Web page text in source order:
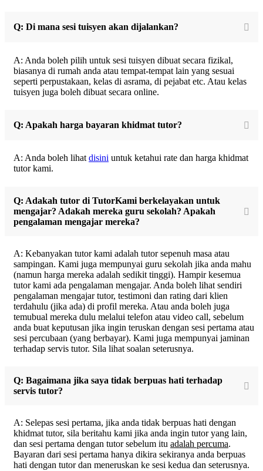
Q: Di mana sesi tuisyen akan dijalankan?
A: Anda boleh pilih untuk sesi tuisyen dibuat secara fizikal,
biasanya di rumah anda atau tempat-tempat lain yang sesuai
seperti perpustakaan, kelas di asrama, di pejabat etc. Atau kelas
tuisyen juga boleh dibuat secara online.
Q: Apakah harga bayaran khidmat tutor?
A: Anda boleh lihat disini untuk ketahui rate dan harga khidmat
tutor kami.
Q: Adakah tutor di TutorKami berkelayakan untuk
mengajar? Adakah mereka guru sekolah? Apakah
pengalaman mengajar mereka?
A: Kebanyakan tutor kami adalah tutor sepenuh masa atau
sampingan. Kami juga mempunyai guru sekolah jika anda mahu
(namun harga mereka adalah sedikit tinggi). Hampir kesemua
tutor kami ada pengalaman mengajar. Anda boleh lihat sendiri
pengalaman mengajar tutor, testimoni dan rating dari klien
terdahulu (jika ada) di profil mereka. Atau anda boleh juga
temubual mereka dulu melalui telefon atau video call, sebelum
anda buat keputusan jika ingin teruskan dengan sesi pertama atau
sesi percubaan (yang berbayar). Kami juga mempunyai jaminan
terhadap servis tutor. Sila lihat soalan seterusnya.
Q: Bagaimana jika saya tidak berpuas hati terhadap
servis tutor?
A: Selepas sesi pertama, jika anda tidak berpuas hati dengan
khidmat tutor, sila beritahu kami jika anda ingin tutor yang lain,
dan sesi pertama dengan tutor sebelum itu adalah percuma.
Bayaran dari sesi pertama hanya dikira sekiranya anda berpuas
hati dengan tutor dan meneruskan ke sesi kedua dan seterusnya.